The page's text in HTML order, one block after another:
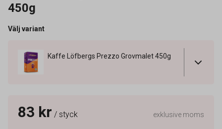
450g
Välj variant
Kaffe Löfbergs Prezzo Grovmalet 450g
83 kr / styck exklusive moms